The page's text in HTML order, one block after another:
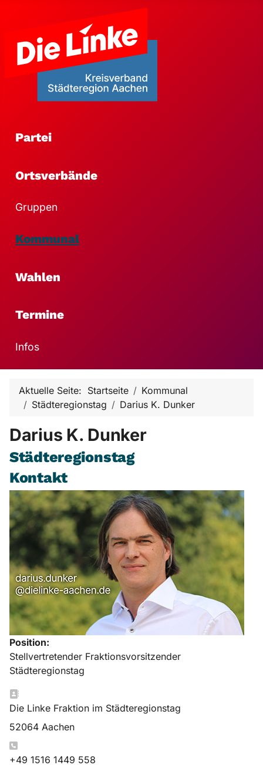
Partei
Ortsverbände
Gruppen
Kommunal
Wahlen
Termine
Infos
Aktuelle Seite: Startseite
Kommunal
Städteregionstag
Darius K. Dunker
Darius K. Dunker
Städteregionstag
Kontakt
Position:
Stellvertretender Fraktionsvorsitzender
Städteregionstag
Adresse:
Die Linke Fraktion im Städteregionstag
52064 Aachen
Telefon:
+49 1516 1449 558